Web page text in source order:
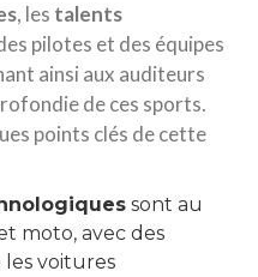
, les talents
pilotes et des équipes
ainsi aux auditeurs
de ces sports.
points clés de cette
sont au
moto, avec des
voitures